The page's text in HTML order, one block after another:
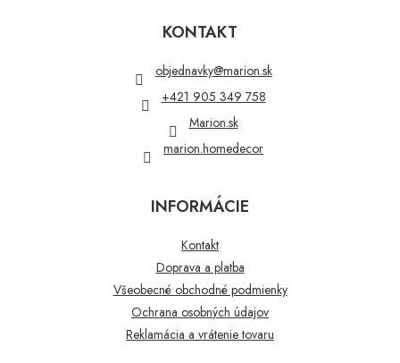
KONTAKT
objednavky@marion.sk
+421 905 349 758
Marion.sk
marion.homedecor
INFORMÁCIE
Kontakt
Doprava a platba
Všeobecné obchodné podmienky
Ochrana osobných údajov
Reklamácia a vrátenie tovaru